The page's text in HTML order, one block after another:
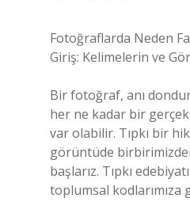
Fotoğraflarda Neden
Giriş: Kelimelerin ve
Bir fotoğraf, anı
her ne kadar bir
var olabilir. Tıpkı bir
görüntüde
başlarız. Tıpkı
toplumsal kodlarımıza